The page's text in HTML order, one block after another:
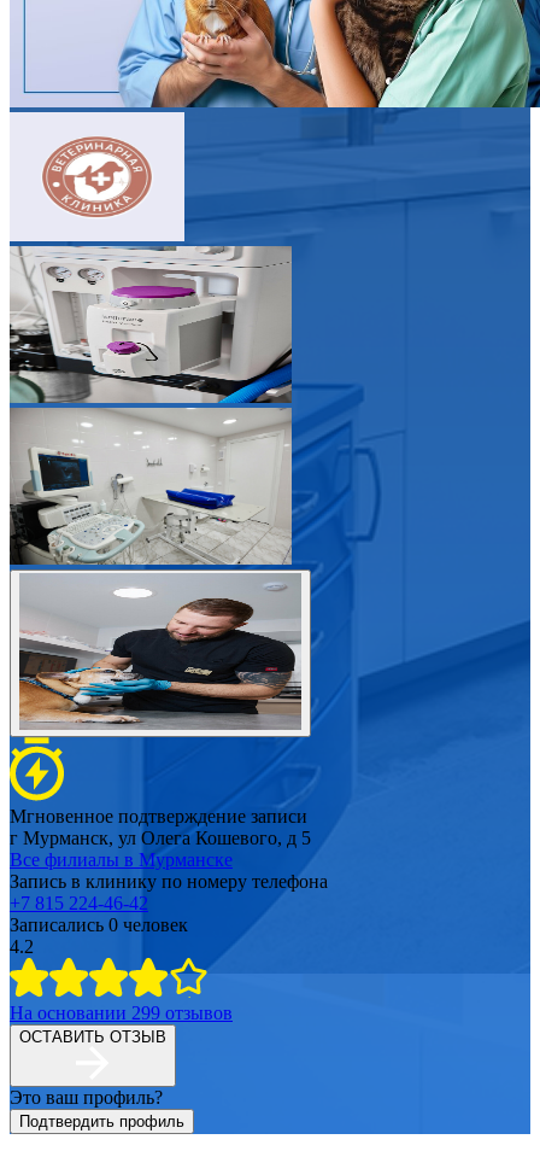
Мгновенное подтверждение записи
г Мурманск, ул Олега Кошевого, д 5
Все филиалы в Мурманске
Запись в клинику по номеру телефона
+7 815 224-46-42
Записались 0 человек
4.2
На основании 299 отзывов
ОСТАВИТЬ ОТЗЫВ
Это ваш профиль?
Подтвердить профиль